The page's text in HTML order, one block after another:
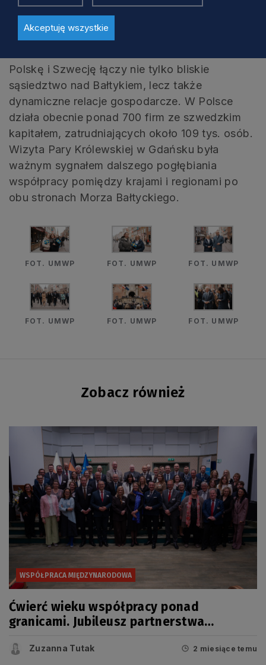
Leszek Bonna, wicemarszałek województwa
pomorskiego, sprawował funkcję Prezydenta
Euroregionu Bałtyk w 2025 roku.
Polskę i Szwecję łączy nie tylko bliskie
sąsiedztwo nad Bałtykiem, lecz także
dynamiczne relacje gospodarcze. W Polsce
działa obecnie ponad 700 firm ze szwedzkim
kapitałem, zatrudniających około 109 tys. osób.
Wizyta Pary Królewskiej w Gdańsku była
ważnym sygnałem dalszego pogłębiania
współpracy pomiędzy krajami i regionami po
obu stronach Morza Bałtyckiego.
FOT. UMWP FOT. UMWP FOT. UMWP
FOT. UMWP FOT. UMWP FOT. UMWP
Zobacz również
WSPÓŁPRACA MIĘDZYNARODOWA
Ćwierć wieku współpracy ponad
granicami. Jubileusz partnerstwa
Przedniego
Zuzanna Tutak 2 miesiące temu
Akceptuję wszystkie